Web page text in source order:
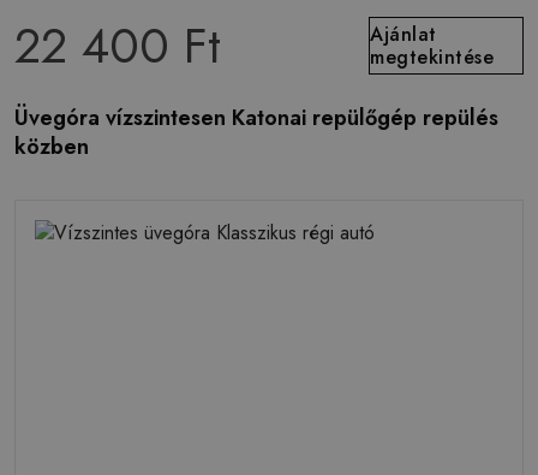
22 400 Ft
Ajánlat
megtekintése
Üvegóra vízszintesen Katonai repülőgép repülés
közben